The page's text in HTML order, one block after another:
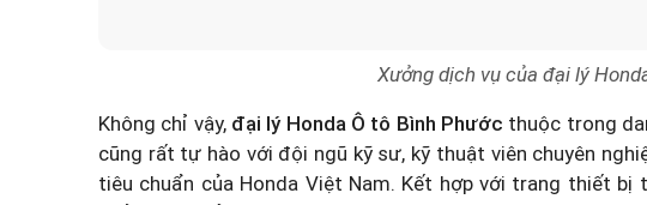
Xưởng dịch vụ của đại lý
Không chỉ vậy, đại lý Honda Ô tô Bình Phước thuộc trong
cũng rất tự hào với đội ngũ kỹ sư, kỹ thuật viên chuyên
tiêu chuẩn của Honda Việt Nam. Kết hợp với trang thiết bị